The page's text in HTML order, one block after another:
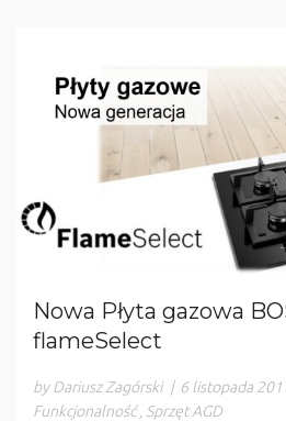
Nowa Płyta gazowa
flameSelect
by Dariusz Zagórski | 6 listopada
Funkcjonalność
Sprzęt AGD